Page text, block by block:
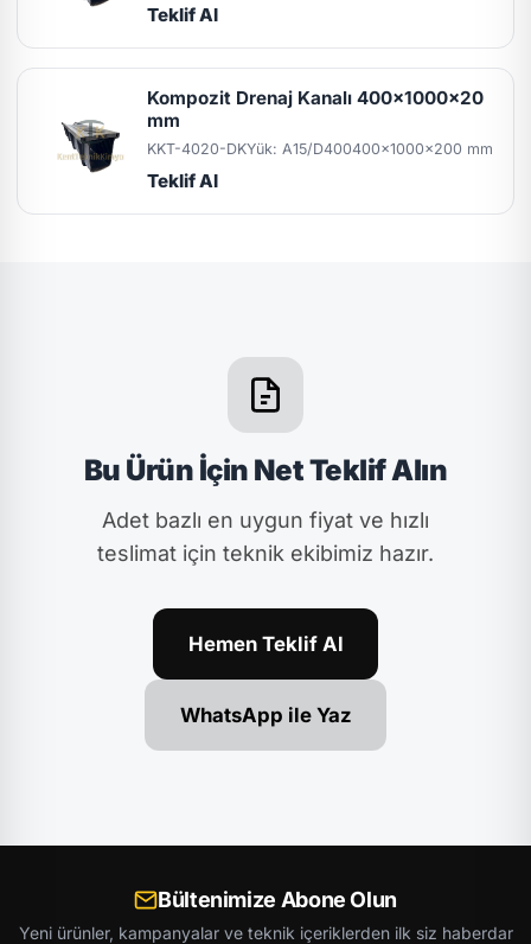
Teklif Al
Kompozit Drenaj Kanalı 400x1000x20
mm
KKT-4020-DKYük: A15/D400400x1000x200 mm
Teklif Al
Bu Ürün İçin Net Teklif Alın
Adet bazlı en uygun fiyat ve hızlı
teslimat için teknik ekibimiz hazır.
Hemen Teklif Al
WhatsApp ile Yaz
Bültenimize Abone Olun
Yeni ürünler, kampanyalar ve teknik içeriklerden ilk siz haberdar